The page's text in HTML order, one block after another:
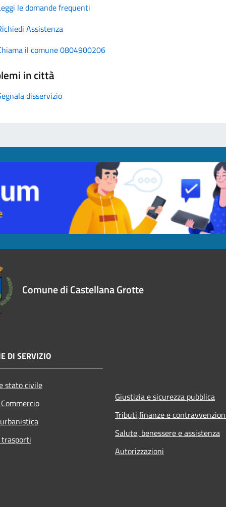
le domande frequenti
Assistenza
il comune 0804900206
in città
disservizio
Comune di Castellana Grotte
DI SERVIZIO
stato civile
Giustizia e sicurezza pubblica
Tributi,finanze e
Salute, benessere e assistenza
Autorizzazioni